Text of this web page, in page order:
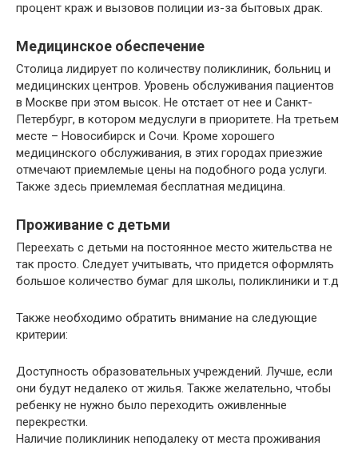
процент краж и вызовов полиции из-за бытовых драк.
Медицинское обеспечение
Столица лидирует по количеству поликлиник, больниц и
медицинских центров. Уровень обслуживания пациентов
в Москве при этом высок. Не отстает от нее и Санкт-
Петербург, в котором медуслуги в приоритете. На третьем
месте – Новосибирск и Сочи. Кроме хорошего
медицинского обслуживания, в этих городах приезжие
отмечают приемлемые цены на подобного рода услуги.
Также здесь приемлемая бесплатная медицина.
Проживание с детьми
Переехать с детьми на постоянное место жительства не
так просто. Следует учитывать, что придется оформлять
большое количество бумаг для школы, поликлиники и т.д
Также необходимо обратить внимание на следующие
критерии:
Доступность образовательных учреждений. Лучше, если
они будут недалеко от жилья. Также желательно, чтобы
ребенку не нужно было переходить оживленные
перекрестки.
Наличие поликлиник неподалеку от места проживания